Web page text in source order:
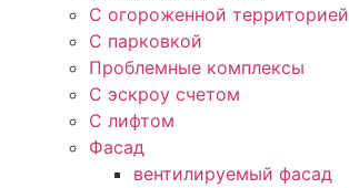
С огороженной территорией
С парковкой
Проблемные комплексы
С эскроу счетом
С лифтом
Фасад
вентилируемый фасад